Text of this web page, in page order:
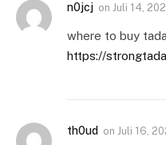
n0jcj on Juli 14,
where to buy
https://
th0ud on Juli 16,